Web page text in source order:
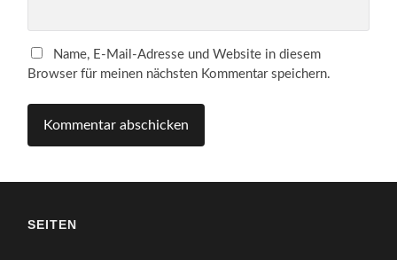
Name, E-Mail-Adresse und Website in diesem
Browser für meinen nächsten Kommentar speichern.
SEITEN